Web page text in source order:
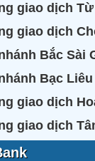
giao dịch
giao dịch
Bắc Sài
Bạc Liêu
giao dịch
giao dịch